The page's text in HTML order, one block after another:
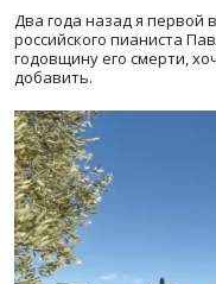
Два года назад я первой
российского пианиста
годовщину его смерти,
добавить.